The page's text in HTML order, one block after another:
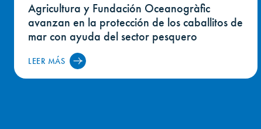
Agricultura y Fundación Oceanogràfic
avanzan en la protección de los caballitos de
mar con ayuda del sector pesquero
LEER MÁS